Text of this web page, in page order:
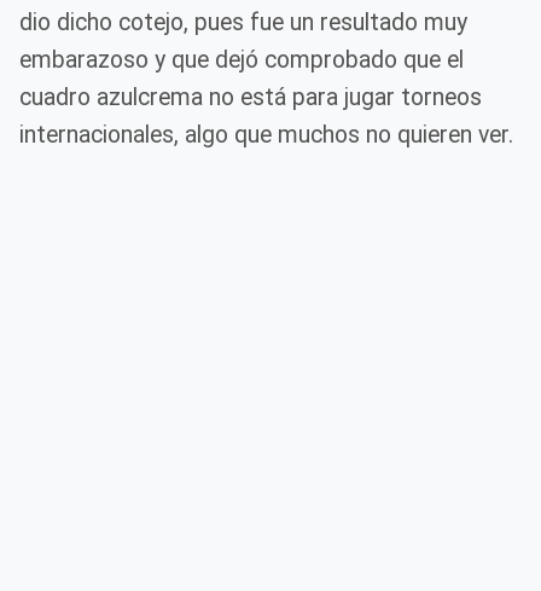
dio dicho cotejo, pues fue un resultado muy
embarazoso y que dejó comprobado que el
cuadro azulcrema no está para jugar torneos
internacionales, algo que muchos no quieren ver.